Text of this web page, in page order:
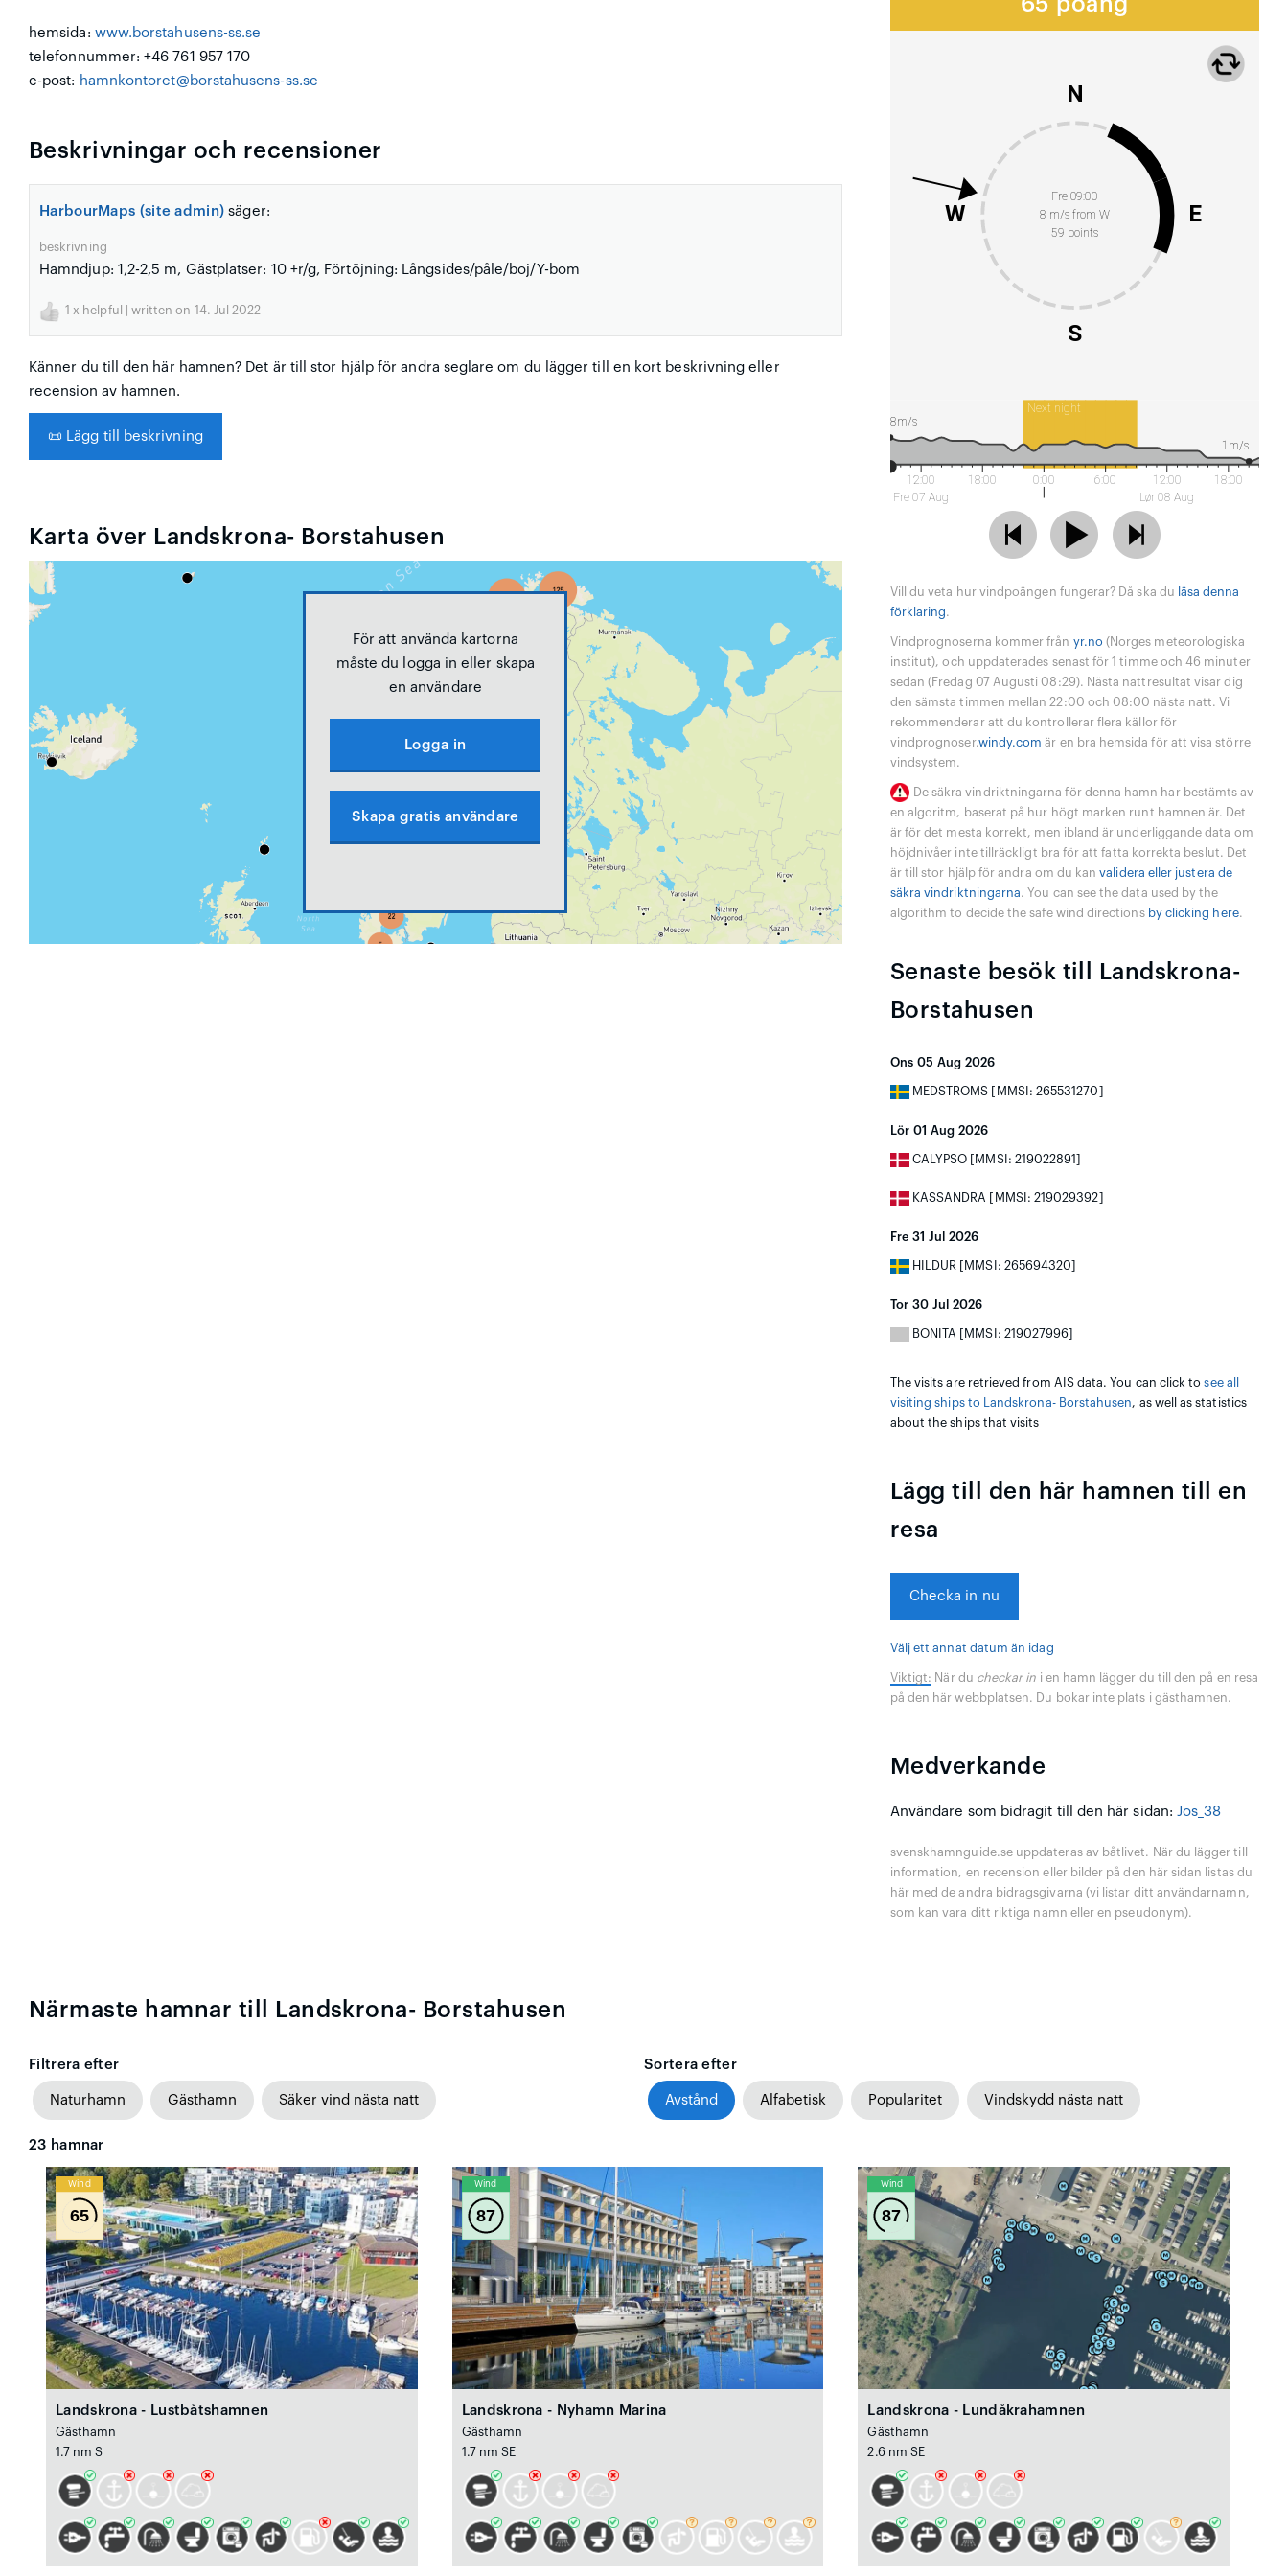
hemsida: www.borstahusens-ss.se
telefonnummer: +46 761 957 170
e-post: hamnkontoret@borstahusens-ss.se
Beskrivningar och recensioner
HarbourMaps (site admin) säger:
beskrivning
Hamndjup: 1,2-2,5 m, Gästplatser: 10 +r/g, Förtöjning: Långsides/påle/boj/Y-bom
1 x helpful | written on 14. Jul 2022
Känner du till den här hamnen? Det är till stor hjälp för andra seglare om du lägger till en kort beskrivning eller
recension av hamnen.
📜 Lägg till beskrivning
Karta över Landskrona- Borstahusen
För att använda kartorna
måste du logga in eller skapa
en användare
Logga in
Skapa gratis användare
Fre 09:00
8 m/s from W
59 points
N
E
S
W
Next night
12:00
Fre 07 Aug
18:00 0:00 6:00
12:00
Lør 08 Aug
18:00
8m/s
1m/s
Vill du veta hur vindpoängen fungerar? Då ska du läsa denna
förklaring.
Vindprognoserna kommer från yr.no (Norges meteorologiska
institut), och uppdaterades senast för 1 timme och 46 minuter
sedan (Fredag 07 Augusti 08:29). Nästa nattresultat visar dig
den sämsta timmen mellan 22:00 och 08:00 nästa natt. Vi
rekommenderar att du kontrollerar flera källor för
vindprognoser.windy.com är en bra hemsida för att visa större
vindsystem.
De säkra vindriktningarna för denna hamn har bestämts av
en algoritm, baserat på hur högt marken runt hamnen är. Det
är för det mesta korrekt, men ibland är underliggande data om
höjdnivåer inte tillräckligt bra för att fatta korrekta beslut. Det
är till stor hjälp för andra om du kanvalidera eller justera de
säkra vindriktningarna. You can see the data used by the
algorithm to decide the safe wind directions by clicking here.
Senaste besök till Landskrona-
Borstahusen
Ons 05 Aug 2026
MEDSTROMS [MMSI: 265531270]
Lör 01 Aug 2026
CALYPSO [MMSI: 219022891]
KASSANDRA [MMSI: 219029392]
Fre 31 Jul 2026
HILDUR [MMSI: 265694320]
Tor 30 Jul 2026
BONITA [MMSI: 219027996]
The visits are retrieved from AIS data. You can click tosee all
visiting ships to Landskrona- Borstahusen, as well as statistics
about the ships that visits
Lägg till den här hamnen till en
resa
Checka in nu
Välj ett annat datum än idag
Viktigt: När du checkar in i en hamn lägger du till den på en resa
på den här webbplatsen. Du bokar inte plats i gästhamnen.
Medverkande
Användare som bidragit till den här sidan:Jos_38
svenskhamnguide.se uppdateras av båtlivet. När du lägger till
information, en recension eller bilder på den här sidan listas du
här med de andra bidragsgivarna (vi listar ditt användarnamn,
som kan vara ditt riktiga namn eller en pseudonym).
Närmaste hamnar till Landskrona- Borstahusen
Filtrera efter
Naturhamn Gästhamn Säker vind nästa natt
Sortera efter
Avstånd Alfabetisk Popularitet Vindskydd nästa natt
23 hamnar
Wind
65
Landskrona - Lustbåtshamnen
Gästhamn
1.7 nm S
Wind
87
Landskrona - Nyhamn Marina
Gästhamn
1.7 nm SE
Wind
87
Landskrona - Lundåkrahamnen
Gästhamn
2.6 nm SE